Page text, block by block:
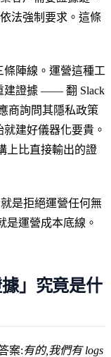
法強制要求。這條
陣線。運營這種工
建證據 —— 翻 Slack
商詢問其隱私政策
建好儀器化要貴。
上比直接輸出的證
是拒絕運營任何無
是運營成本底線。
」究竟是什
案:有的,我們有 logs